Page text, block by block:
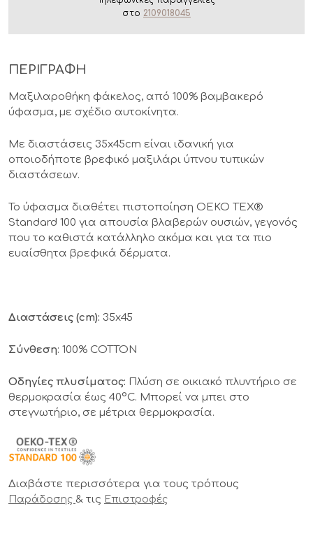
στο 2109018045
ΠΕΡΙΓΡΑΦΗ
Μαξιλαροθήκη φάκελος, από 100% βαμβακερό
ύφασμα, με σχέδιο αυτοκίνητα.
Με διαστάσεις 35x45cm είναι ιδανική για
οποιοδήποτε βρεφικό μαξιλάρι ύπνου τυπικών
διαστάσεων.
Το ύφασμα διαθέτει πιστοποίηση OEKO TEX®
Standard 100 για απουσία βλαβερών ουσιών, γεγονός
που το καθιστά κατάλληλο ακόμα και για τα πιο
ευαίσθητα βρεφικά δέρματα.
Διαστάσεις (cm): 35x45
Σύνθεση: 100% COTTON
Οδηγίες πλυσίματος: Πλύση σε οικιακό πλυντήριο σε
θερμοκρασία έως 40°C. Μπορεί να μπει στο
στεγνωτήριο, σε μέτρια θερμοκρασία.
Διαβάστε περισσότερα για τους τρόπους
Παράδοσης & τις Επιστροφές